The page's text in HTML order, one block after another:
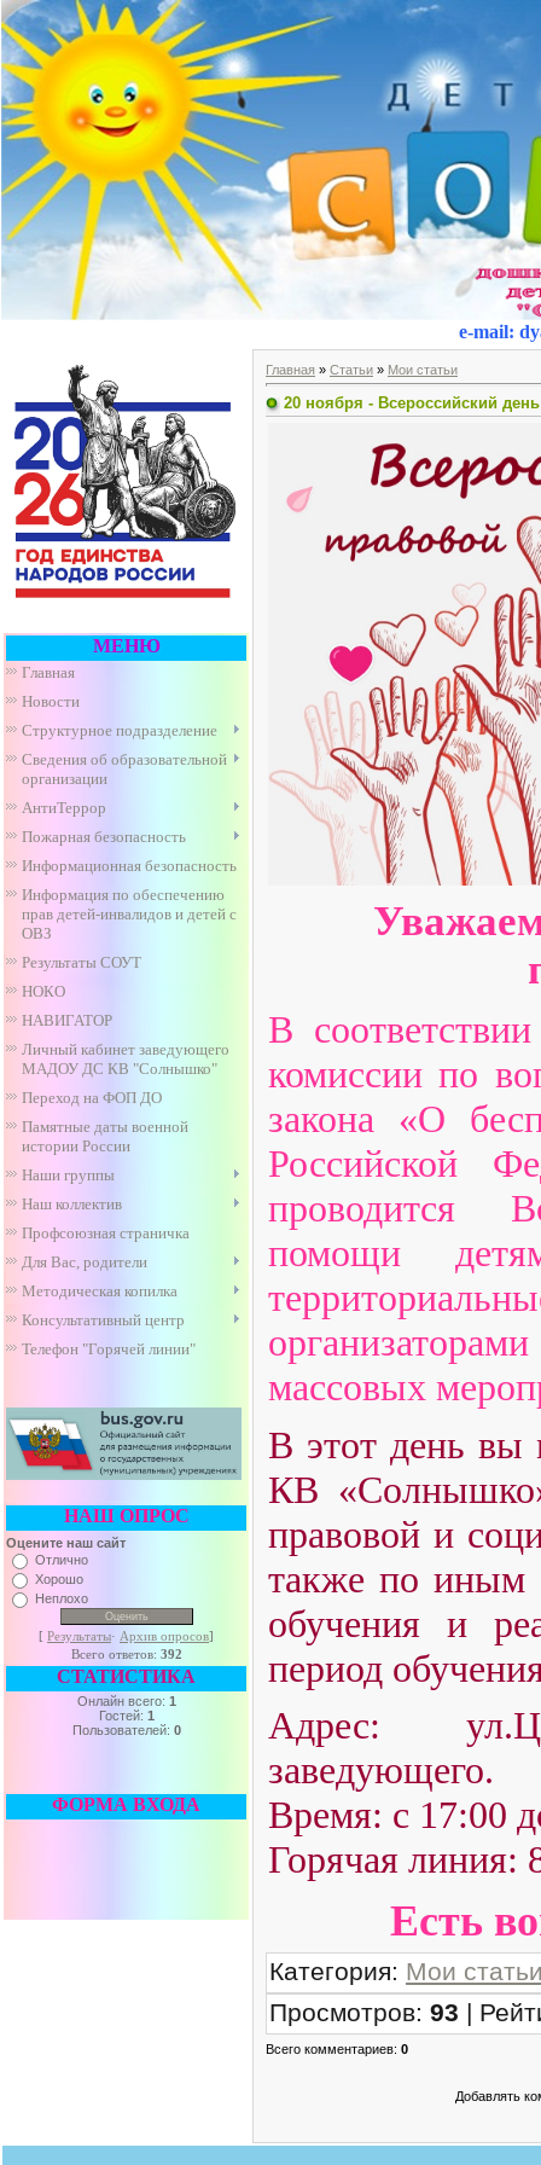
e-mail:
МЕНЮ
Главная
Новости
Структурное подразделение
Сведения об образовательной
организации
АнтиТеррор
Пожарная безопасность
Информационная безопасность
Информация по обеспечению
прав детей-инвалидов и детей с
ОВЗ
Результаты СОУТ
НОКО
НАВИГАТОР
Личный кабинет заведующего
МАДОУ ДС КВ "Солнышко"
Переход на ФОП ДО
Памятные даты военной
истории России
Наши группы
Наш коллектив
Профсоюзная страничка
Для Вас, родители
Методическая копилка
Консультативный центр
Телефон "Горячей линии"
НАШ ОПРОС
Оцените наш сайт
Отлично
Хорошо
Неплохо
[ Результаты· Архив опросов]
Всего ответов: 392
СТАТИСТИКА
Онлайн всего: 1
Гостей: 1
Пользователей: 0
ФОРМА ВХОДА
Главная » Статьи » Мои статьи
20 ноября - Всероссийский
В
комиссии по
закона «О
Российской
проводится
помощи
массовых
В этот день
КВ
правовой и
также по иным
обучения и
период
Адрес:
заведующего.
Время: с 17:00
Горячая линия:
Есть
Категория: Мои
Просмотров: 93 |
Всего комментариев: 0
Добавлять